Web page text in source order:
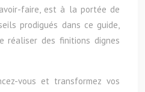
faire, est à la portée de
prodigués dans ce guide,
réaliser des finitions dignes
vous et transformez vos